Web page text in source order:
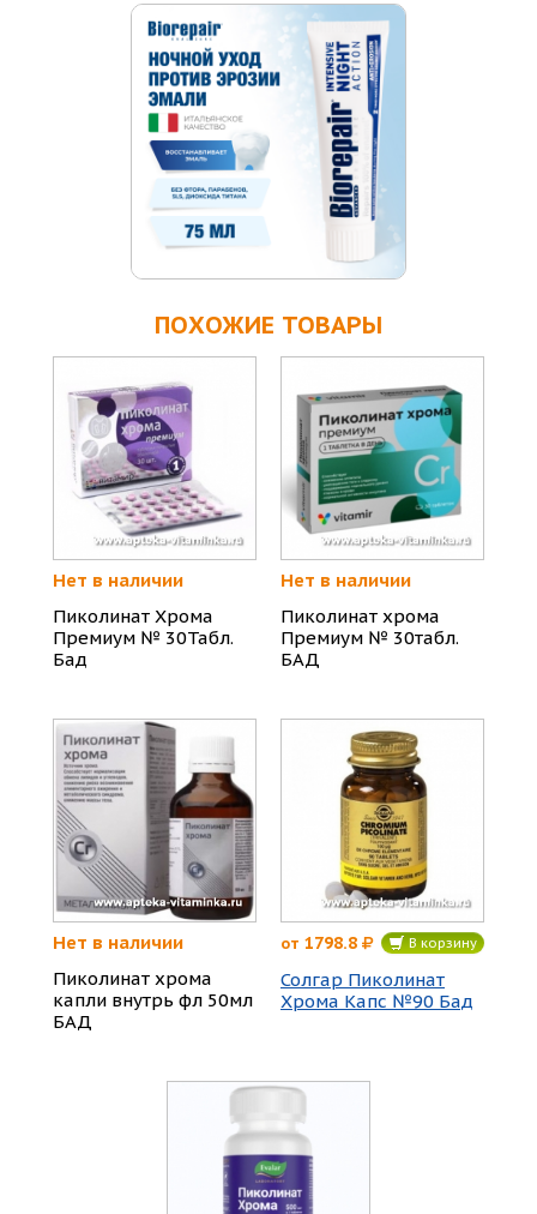
ПОХОЖИЕ ТОВАРЫ
Нет в наличии
Пиколинат Хрома
Премиум № 30Табл.
Бад
Нет в наличии
Пиколинат хрома
Премиум № 30табл.
БАД
Нет в наличии
Пиколинат хрома
капли внутрь фл 50мл
БАД
от 1798.8 В корзину
Солгар Пиколинат
Хрома Капс №90 Бад